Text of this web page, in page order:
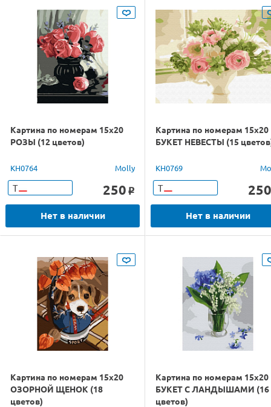
Картина по номерам 15х20
РОЗЫ (12 цветов)
KH0764 Molly
Т 250 o
Нет в наличии
Картина по номерам 15х20
БУКЕТ НЕВЕСТЫ (15
KH0769
Т 250
Нет в наличии
Картина по номерам 15х20
ОЗОРНОЙ ЩЕНОК (18
цветов)
Картина по номерам 15х20
БУКЕТ С ЛАНДЫШАМИ (16
цветов)